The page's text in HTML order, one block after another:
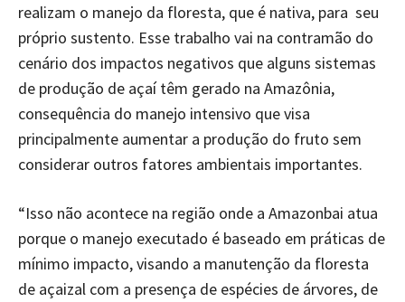
realizam o manejo da floresta, que é nativa, para seu
próprio sustento. Esse trabalho vai na contramão do
cenário dos impactos negativos que alguns sistemas
de produção de açaí têm gerado na Amazônia,
consequência do manejo intensivo que visa
principalmente aumentar a produção do fruto sem
considerar outros fatores ambientais importantes.
“Isso não acontece na região onde a Amazonbai atua
porque o manejo executado é baseado em práticas de
mínimo impacto, visando a manutenção da floresta
de açaizal com a presença de espécies de árvores, de